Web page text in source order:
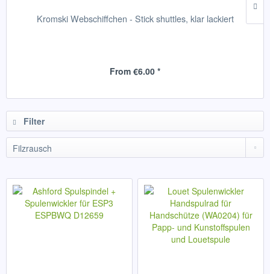
Kromski Webschiffchen - Stick shuttles, klar lackiert
From €6.00 *
Filter